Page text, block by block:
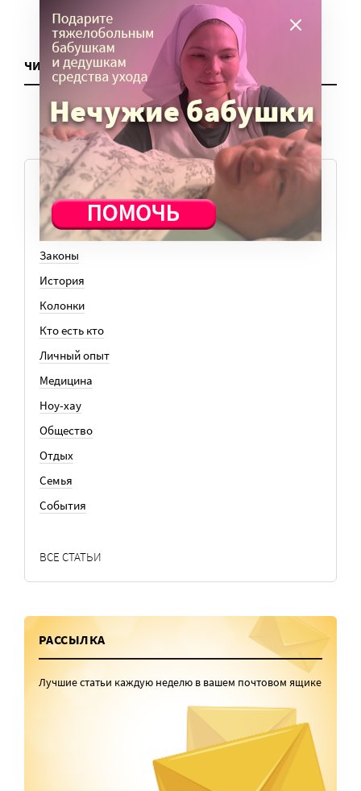
ЧИТАТЬ ЕЩЕ
ТЕМЫ
Вера
Законы
История
Колонки
Кто есть кто
Личный опыт
Медицина
Ноу-хау
Общество
Отдых
Семья
События
ВСЕ СТАТЬИ
РАССЫЛКА
Лучшие статьи каждую неделю в вашем почтовом ящике